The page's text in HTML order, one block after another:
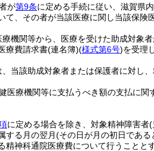
が第9条に定める手続に従い、滋賀県
て、その者が当該医療に関し当該保
機関等から、医療を受けた助成対象
療費請求書(連名簿)(様式第6号)を受理
当該助成対象者または保護者に対し
医療機関等に支払うべき額の支払に
に定める場合を除き、対象精神障害者(
する月の翌月(その日が月の初日であ
神科通院医療費について行うこととす